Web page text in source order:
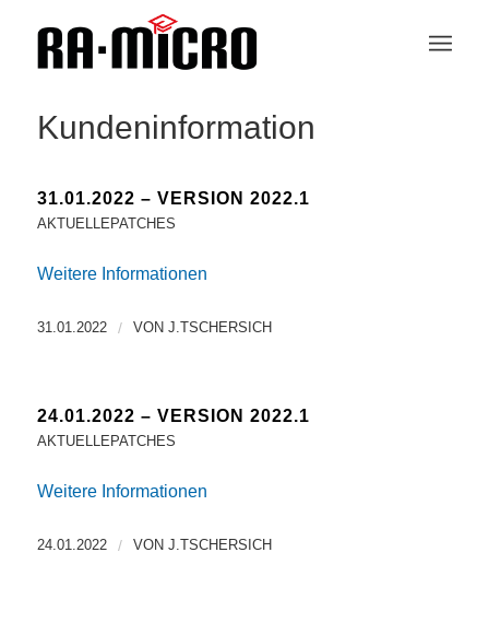
Kundeninformation
31.01.2022 – VERSION 2022.1
AKTUELLEPATCHES
Weitere Informationen
31.01.2022 / VON J.TSCHERSICH
24.01.2022 – VERSION 2022.1
AKTUELLEPATCHES
Weitere Informationen
24.01.2022 / VON J.TSCHERSICH